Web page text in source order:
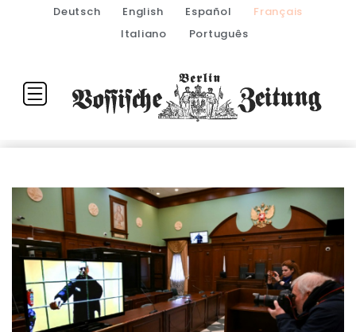
Deutsch English Español
Français
Italiano
Português